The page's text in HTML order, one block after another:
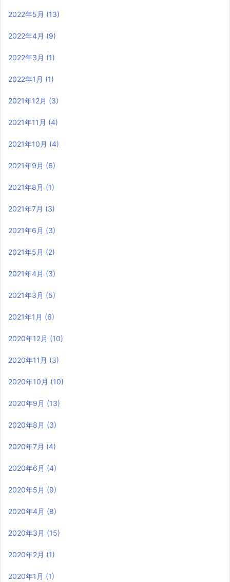
2022年5月 (13)
2022年4月 (9)
2022年3月 (1)
2022年1月 (1)
2021年12月 (3)
2021年11月 (4)
2021年10月 (4)
2021年9月 (6)
2021年8月 (1)
2021年7月 (3)
2021年6月 (3)
2021年5月 (2)
2021年4月 (3)
2021年3月 (5)
2021年1月 (6)
2020年12月 (10)
2020年11月 (3)
2020年10月 (10)
2020年9月 (13)
2020年8月 (3)
2020年7月 (4)
2020年6月 (4)
2020年5月 (9)
2020年4月 (8)
2020年3月 (15)
2020年2月 (1)
2020年1月 (1)